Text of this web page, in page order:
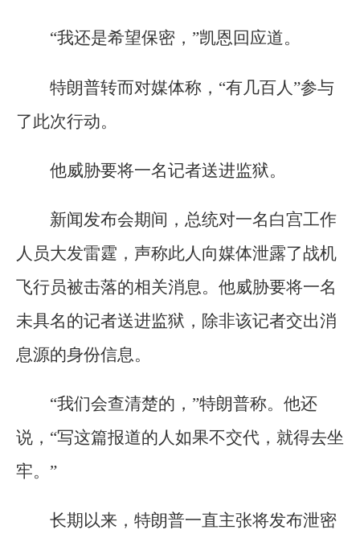
“我还是希望保密，”凯恩回应道。
特朗普转而对媒体称，“有几百人”参与
了此次行动。
他威胁要将一名记者送进监狱。
新闻发布会期间，总统对一名白宫工作
人员大发雷霆，声称此人向媒体泄露了战机
飞行员被击落的相关消息。他威胁要将一名
未具名的记者送进监狱，除非该记者交出消
息源的身份信息。
“我们会查清楚的，”特朗普称。他还
说，“写这篇报道的人如果不交代，就得去坐
牢。”
长期以来，特朗普一直主张将发布泄密